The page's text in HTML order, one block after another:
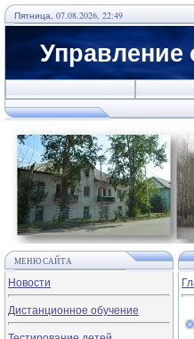
Пятница, 07.08.2026, 22:49
Управление
МЕНЮ САЙТА
Новости
Дистанционное обучение